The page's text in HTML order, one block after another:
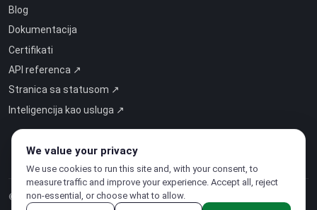
Blog
Dokumentacija
Certifikati
API referenca ↗
Stranica sa statusom ↗
Inteligencija kao usluga ↗
© 2026 CloudSigma Holding AG.Sva prava pridržana
We value your privacy
We use cookies to run this site and, with your consent, to
measure traffic and improve your experience. Accept all, reject
non-essential, or choose what to allow.